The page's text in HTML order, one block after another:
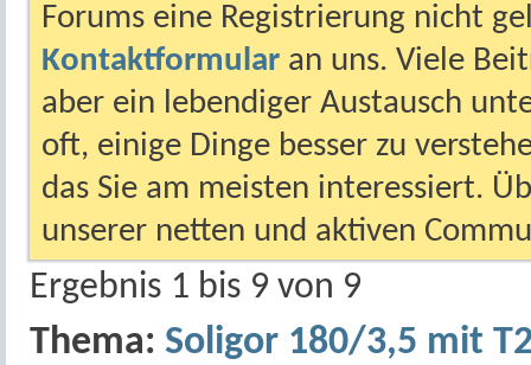
Forums eine Registrierung nicht
Kontaktformular an uns. Viele
aber ein lebendiger Austausch
oft, einige Dinge besser zu
das Sie am meisten interessiert.
unserer netten und aktiven
Ergebnis 1 bis 9 von 9
Thema: Soligor 180/3,5 mit